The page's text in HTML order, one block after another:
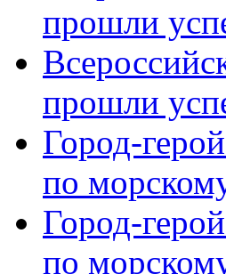
прошли
прошли
Город-
по
Город-
по